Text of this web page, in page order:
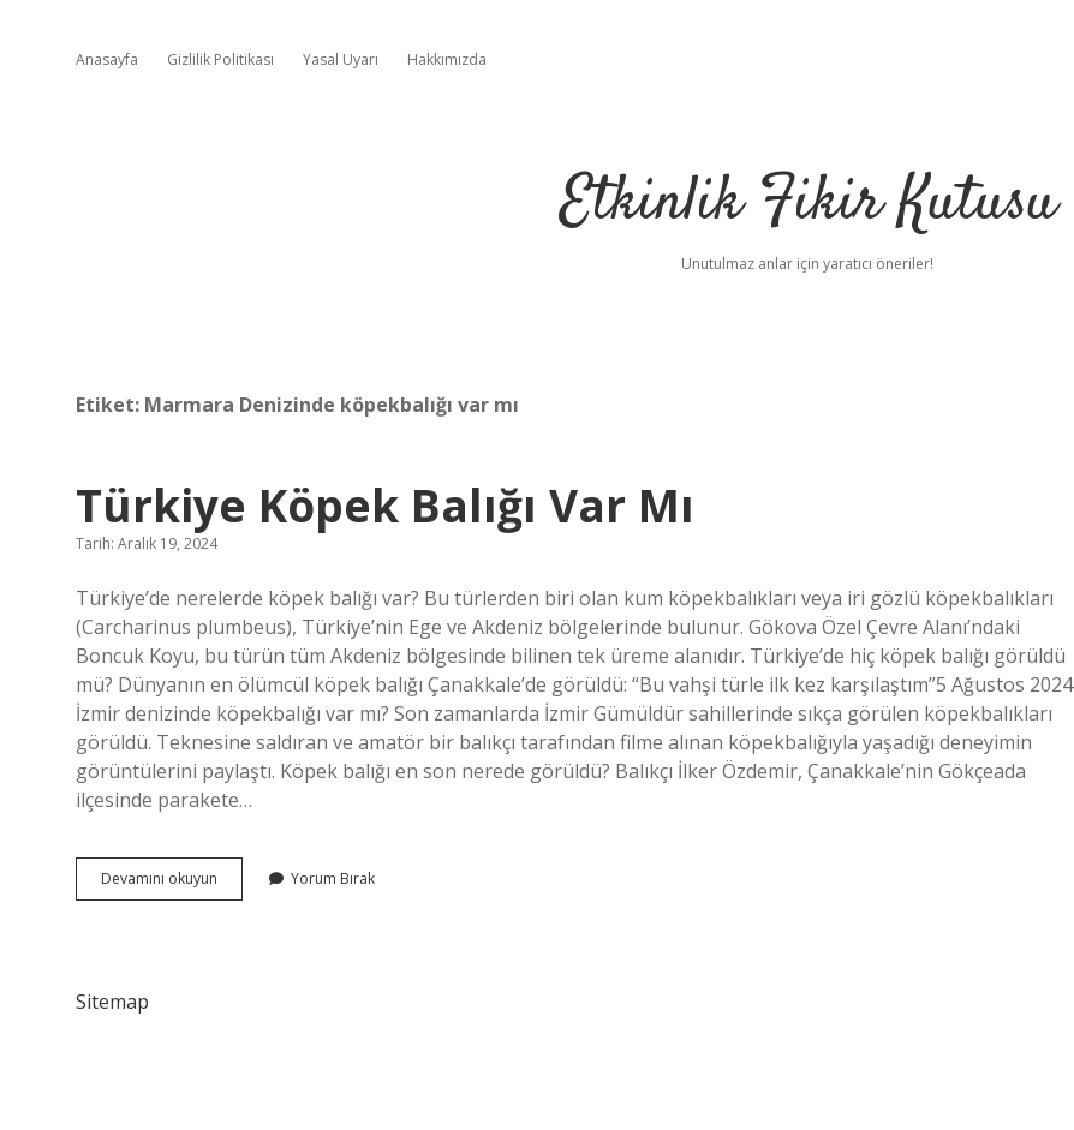
Anasayfa Gizlilik Politikası Yasal Uyarı Hakkımızda
Etkinlik Fikir Kutusu
Unutulmaz anlar için yaratıcı öneriler!
Etiket: Marmara Denizinde köpekbalığı var mı
Türkiye Köpek Balığı Var Mı
Tarih: Aralık 19, 2024
Türkiye’de nerelerde köpek balığı var? Bu türlerden biri olan kum köpekbalıkları veya iri gözlü köpekbalıkları
(Carcharinus plumbeus), Türkiye’nin Ege ve Akdeniz bölgelerinde bulunur. Gökova Özel Çevre Alanı’ndaki
Boncuk Koyu, bu türün tüm Akdeniz bölgesinde bilinen tek üreme alanıdır. Türkiye’de hiç köpek balığı görüldü
mü? Dünyanın en ölümcül köpek balığı Çanakkale’de görüldü: “Bu vahşi türle ilk kez karşılaştım”5 Ağustos 2024
İzmir denizinde köpekbalığı var mı? Son zamanlarda İzmir Gümüldür sahillerinde sıkça görülen köpekbalıkları
görüldü. Teknesine saldıran ve amatör bir balıkçı tarafından filme alınan köpekbalığıyla yaşadığı deneyimin
görüntülerini paylaştı. Köpek balığı en son nerede görüldü? Balıkçı İlker Özdemir, Çanakkale’nin Gökçeada
ilçesinde parakete…
Devamını okuyun
Köpek
Yorum Bırak
Sitemap